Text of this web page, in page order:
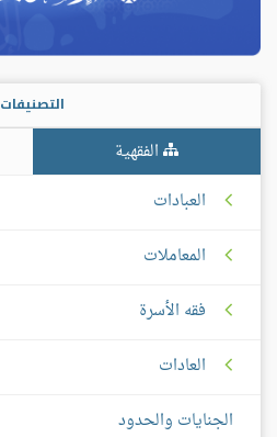
التصنيفات
الفقهية
العبادات
المعاملات
فقه الأسرة
العادات
الجنايات والحدود